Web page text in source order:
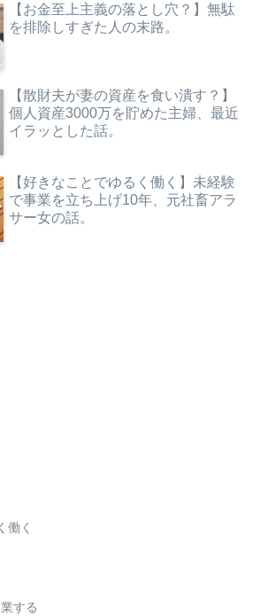
【お金至上主義の落とし穴？】無駄
を排除しすぎた人の末路。
【散財夫が妻の資産を食い潰す？】
個人資産3000万を貯めた主婦、最近
イラッとした話。
【好きなことでゆるく働く】未経験
で事業を立ち上げ10年、元社畜アラ
サー女の話。
働く
する